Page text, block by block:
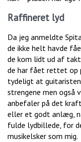
Raffineret lyd
Da jeg anmeldte
de ikke helt havde
de kom lidt ud af
de har fået rettet op
tydeligt at
strengene men også
anbefaler på det
eller et godt anlæg,
fulde lydbillede, for
musikelsker som mig.